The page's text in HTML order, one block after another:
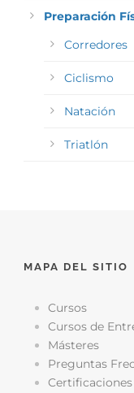
Preparación
Corredores
Ciclismo
Natación
Triatlón
MAPA DEL SITIO
Cursos
Cursos de
Másteres
Preguntas
Certificaciones